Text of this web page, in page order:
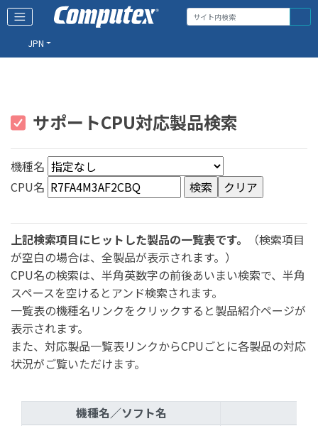
JPN
サポートCPU対応製品検索
機種名
CPU名
上記検索項目にヒットした製品の一覧表です。
（検索項目
が空白の場合は、全製品が表示されます。）
CPU名の検索は、半角英数字の前後あいまい検索で、半角
スペースを空けるとアンド検索されます。
一覧表の機種名リンクをクリックすると製品紹介ページが
表示されます。
また、対応製品一覧表リンクからCPUごとに各製品の対応
状況がご覧いただけます。
機種名／ソフト名